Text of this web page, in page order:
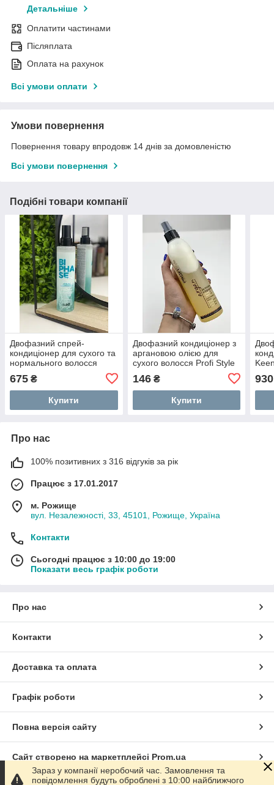
Детальніше
Оплатити частинами
Післяплата
Оплата на рахунок
Всі умови оплати
Умови повернення
Повернення товару впродовж 14 днів за домовленістю
Всі умови повернення
Подібні товари компанії
Двофазний спрей-
кондиціонер для сухого та
нормального волосся
Ducastel Subtil Color Lab
Biphase Hydra Spray 200
мл
675 ₴
Купити
Двофазний кондиціонер з
аргановою олією для
сухого волосся Profi Style
146₴
Купити
930
Про нас
100% позитивних з 316 відгуків за рік
Працює з 17.01.2017
м. Рожище
вул. Незалежності, 33, 45101, Рожище, Україна
Контакти
Сьогодні працює з 10:00 до 19:00
Показати весь графік роботи
Про нас
Контакти
Доставка та оплата
Графік роботи
Повна версія сайту
Сайт створено на маркетплейсі Prom.ua
Зараз у компанії неробочий час. Замовлення та
повідомлення будуть оброблені з 10:00 найближчого